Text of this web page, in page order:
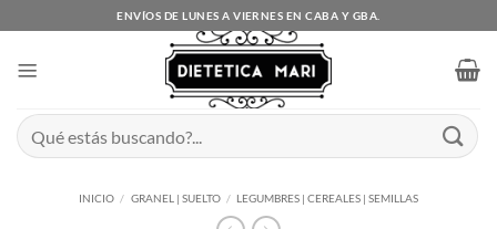
al
ENVÍOS DE LUNES A VIERNES EN CABA Y GBA.
Buscar
por:
INICIO / GRANEL | SUELTO / LEGUMBRES | CEREALES | SEMILLAS